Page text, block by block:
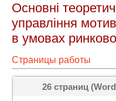
Основні
управління
в умовах
Страницы работы
26 страниц